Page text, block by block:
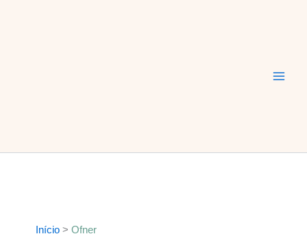
Início Ofner